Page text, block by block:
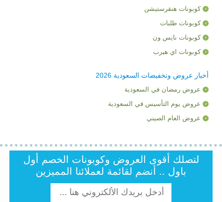
كوبونات هنقرستيشن
كوبونات طلبات
كوبونات نايس ون
كوبونات اي هيرب
أخبار عروض وتخفيضات السعودية 2026
عروض رمضان في السعودية
عروض يوم التأسيس في السعودية
عروض العام الصيني
لتصلك أقوى العروض وكوبونات الخصم أول
باول .. أنضم لقائمة لعملائنا المميزين